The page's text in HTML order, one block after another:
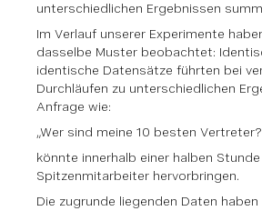
unterschiedlichen Ergebnissen
Im Verlauf unserer Experimente
dasselbe Muster beobachtet:
identische Datensätze führten bei
Durchläufen zu unterschiedlichen
Anfrage wie:
„Wer sind meine 10 besten
könnte innerhalb einer halben
Spitzenmitarbeiter hervorbringen.
Die zugrunde liegenden Daten